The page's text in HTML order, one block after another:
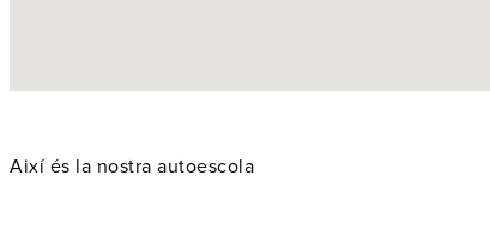
Així és la nostra autoescola